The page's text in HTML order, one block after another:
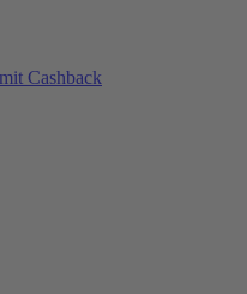
Cashback